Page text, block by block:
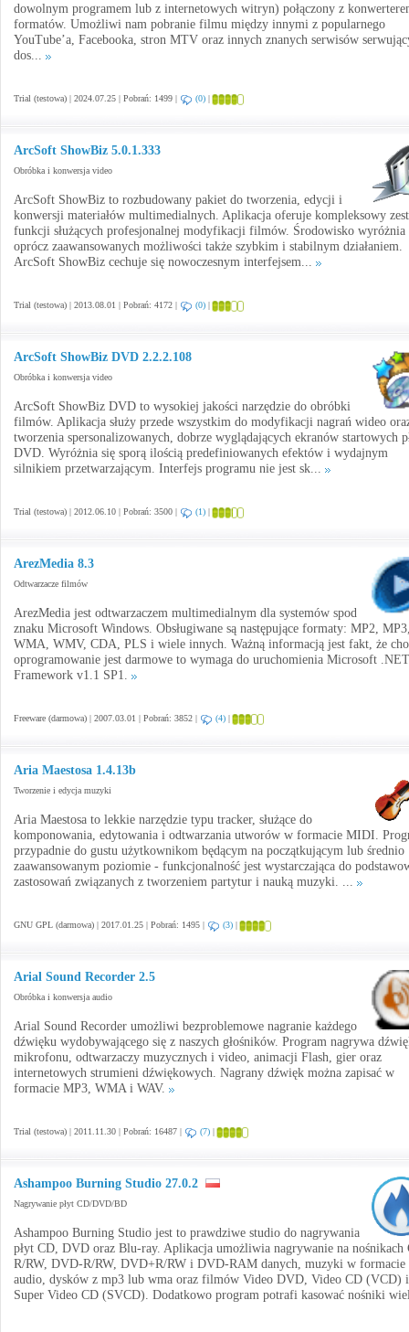
dowolnym programem lub z internetowych witryn) połączony z
formatów. Umożliwi nam pobranie filmu między innymi z popularnego
YouTube’a, Facebooka, stron MTV oraz innych znanych serwisów
dos...
Trial (testowa) | 2024.07.25 | Pobrań: 1499 | (0) |
ArcSoft ShowBiz 5.0.1.333
Obróbka i konwersja video
ArcSoft ShowBiz to rozbudowany pakiet do tworzenia, edycji i
konwersji materiałów multimedialnych. Aplikacja oferuje kompleksowy
funkcji służących profesjonalnej modyfikacji filmów. Środowisko wyróżnia
oprócz zaawansowanych możliwości także szybkim i stabilnym działaniem.
ArcSoft ShowBiz cechuje się nowoczesnym interfejsem...
Trial (testowa) | 2013.08.01 | Pobrań: 4172 | (0) |
ArcSoft ShowBiz DVD 2.2.2.108
Obróbka i konwersja video
ArcSoft ShowBiz DVD to wysokiej jakości narzędzie do obróbki
filmów. Aplikacja służy przede wszystkim do modyfikacji nagrań wideo
tworzenia spersonalizowanych, dobrze wyglądających ekranów startowych
DVD. Wyróżnia się sporą ilością predefiniowanych efektów i wydajnym
silnikiem przetwarzającym. Interfejs programu nie jest sk...
Trial (testowa) | 2012.06.10 | Pobrań: 3500 | (1) |
ArezMedia 8.3
Odtwarzacze filmów
ArezMedia jest odtwarzaczem multimedialnym dla systemów spod
znaku Microsoft Windows. Obsługiwane są następujące formaty: MP2,
WMA, WMV, CDA, PLS i wiele innych. Ważną informacją jest fakt, że
oprogramowanie jest darmowe to wymaga do uruchomienia Microsoft .NET
Framework v1.1 SP1.
Freeware (darmowa) | 2007.03.01 | Pobrań: 3852 | (4) |
Aria Maestosa 1.4.13b
Tworzenie i edycja muzyki
Aria Maestosa to lekkie narzędzie typu tracker, służące do
komponowania, edytowania i odtwarzania utworów w formacie MIDI.
przypadnie do gustu użytkownikom będącym na początkującym lub średnio
zaawansowanym poziomie - funkcjonalność jest wystarczająca do
zastosowań związanych z tworzeniem partytur i nauką muzyki. ...
GNU GPL (darmowa) | 2017.01.25 | Pobrań: 1495 | (3) |
Arial Sound Recorder 2.5
Obróbka i konwersja audio
Arial Sound Recorder umożliwi bezproblemowe nagranie każdego
dźwięku wydobywającego się z naszych głośników. Program nagrywa
mikrofonu, odtwarzaczy muzycznych i video, animacji Flash, gier oraz
internetowych strumieni dźwiękowych. Nagrany dźwięk można zapisać w
formacie MP3, WMA i WAV.
Trial (testowa) | 2011.11.30 | Pobrań: 16487 | (7) |
Ashampoo Burning Studio 27.0.2
Nagrywanie płyt CD/DVD/BD
Ashampoo Burning Studio jest to prawdziwe studio do nagrywania
płyt CD, DVD oraz Blu-ray. Aplikacja umożliwia nagrywanie na nośnikach
R/RW, DVD-R/RW, DVD+R/RW i DVD-RAM danych, muzyki w formacie
audio, dysków z mp3 lub wma oraz filmów Video DVD, Video CD (VCD) i
Super Video CD (SVCD). Dodatkowo program potrafi kasować nośniki